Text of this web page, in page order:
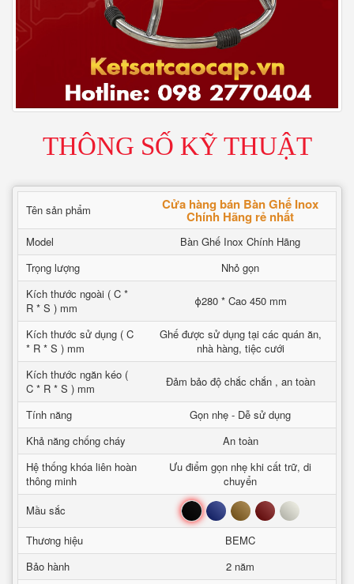
THÔNG SỐ KỸ THUẬT
Tên sản phẩm Cửa hàng bán Bàn Ghế Inox
Chính Hãng rẻ nhất
Model
Bàn Ghế Inox Chính Hãng
Trọng lượng
Nhỏ gọn
Kích thước ngoài ( C *
R * S ) mm
ϕ280 * Cao 450 mm
Kích thước sử dụng ( C
* R * S ) mm
Ghế được sử dụng tại các quán ăn,
nhà hàng, tiệc cưới
Kích thước ngăn kéo (
C * R * S ) mm
Đảm bảo độ chắc chắn , an toàn
Tính năng
Gọn nhẹ - Dễ sử dụng
Khả năng chống cháy
An toàn
Hệ thống khóa liên hoàn
thông minh
Ưu điểm gọn nhẹ khi cất trữ, di
chuyển
Mầu sắc
Đen Xanh Nâu Đỏ Trắng
Thương hiệu
BEMC
Bảo hành
2 năm